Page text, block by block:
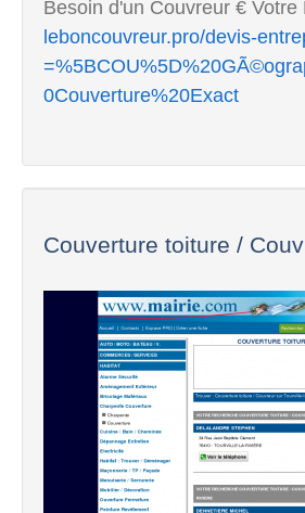
Besoin d'un Couvreur €
leboncouvreur.pro/devis-
0Couverture%20Exact
Couverture toiture /